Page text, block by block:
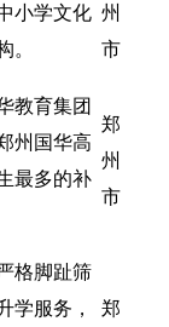
小学文化
。
州
市
教育集团
州国华高
最多的补
郑
州
市
格脚趾筛
学服务，
郑